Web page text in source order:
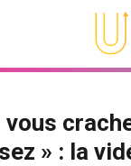
vous
» : la